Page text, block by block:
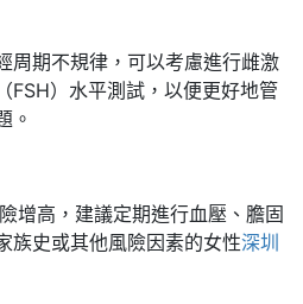
周期不規律，可以考慮進行雌激
FSH）水平測試，以便更好地管
。
增高，建議定期進行血壓、膽固
族史或其他風險因素的女性深圳